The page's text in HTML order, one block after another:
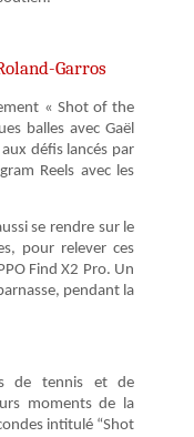
Garros
« Shot of the
balles avec Gaël
défis lancés par
Reels avec les
se rendre sur le
pour relever ces
Find X2 Pro. Un
pendant la
de tennis et de
moments de la
intitulé “Shot